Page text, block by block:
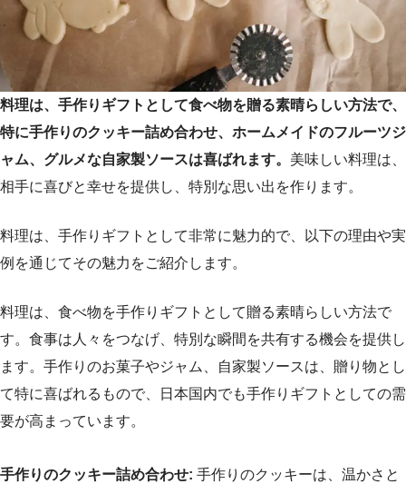
料理は、手作りギフトとして食べ物を贈る素晴らしい方法で、
特に手作りのクッキー詰め合わせ、ホームメイドのフルーツジ
ャム、グルメな自家製ソースは喜ばれます。 美味しい料理は、
相手に喜びと幸せを提供し、特別な思い出を作ります。
料理は、手作りギフトとして非常に魅力的で、以下の理由や実
例を通じてその魅力をご紹介します。
料理は、食べ物を手作りギフトとして贈る素晴らしい方法で
す。食事は人々をつなげ、特別な瞬間を共有する機会を提供し
ます。手作りのお菓子やジャム、自家製ソースは、贈り物とし
て特に喜ばれるもので、日本国内でも手作りギフトとしての需
要が高まっています。
手作りのクッキー詰め合わせ: 手作りのクッキーは、温かさと